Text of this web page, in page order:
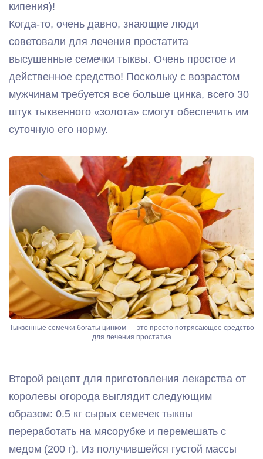
кипения)!
Когда-то, очень давно, знающие люди
советовали для лечения простатита
высушенные семечки тыквы. Очень простое и
действенное средство! Поскольку с возрастом
мужчинам требуется все больше цинка, всего 30
штук тыквенного «золота» смогут обеспечить им
суточную его норму.
Тыквенные семечки богаты цинком — это просто потрясающее средство
для лечения простатиа
Второй рецепт для приготовления лекарства от
королевы огорода выглядит следующим
образом: 0.5 кг сырых семечек тыквы
переработать на мясорубке и перемешать с
медом (200 г). Из получившейся густой массы